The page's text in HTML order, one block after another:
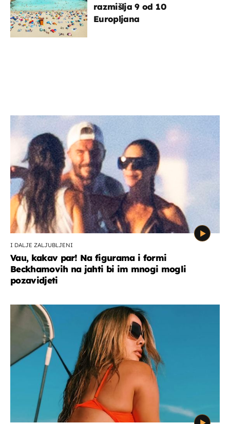
razmišlja 9 od 10
Europljana
I DALJE ZALJUBLJENI
Vau, kakav par! Na figurama i formi
Beckhamovih na jahti bi im mnogi mogli
pozavidjeti